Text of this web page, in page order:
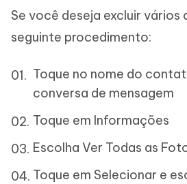
Se você deseja excluir vários
seguinte procedimento:
Toque no nome do
conversa de mensagem
Toque em Informações
Escolha Ver Todas as
Toque em Selecionar e